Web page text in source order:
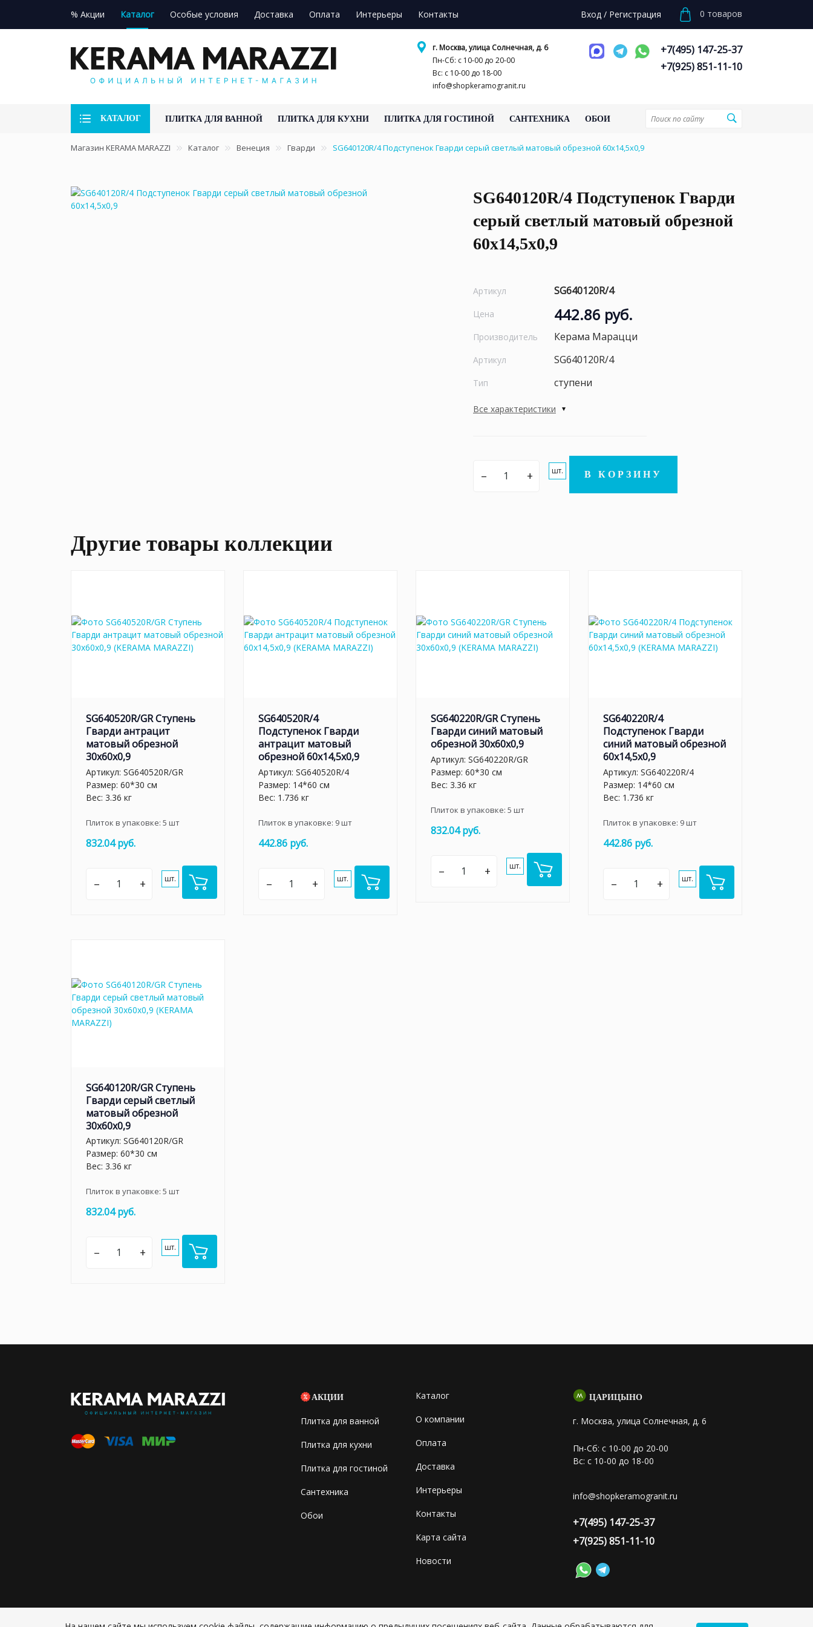
% Акции Каталог Особые условия Доставка Оплата Интерьеры Контакты Вход / Регистрация 0 товаров
г. Москва, улица Солнечная, д. 6
Пн-Сб: с 10-00 до 20-00
Вс: с 10-00 до 18-00
info@shopkeramogranit.ru
+7(495) 147-25-37
+7(925) 851-11-10
КАТАЛОГ ПЛИТКА ДЛЯ ВАННОЙ ПЛИТКА ДЛЯ КУХНИ ПЛИТКА ДЛЯ ГОСТИНОЙ САНТЕХНИКА ОБОИ
Магазин KERAMA MARAZZI Каталог Венеция Гварди SG640120R/4 Подступенок Гварди серый светлый матовый обрезной 60x14,5x0,9
SG640120R/4 Подступенок Гварди
серый светлый матовый обрезной
60x14,5x0,9
Артикул SG640120R/4
Цена 442.86 руб.
Производитель Керама Марацци
Артикул SG640120R/4
Тип ступени
Все характеристики
– + шт. В КОРЗИНУ
Другие товары коллекции
SG640520R/GR Ступень
Гварди антрацит
матовый обрезной
30x60x0,9
Артикул: SG640520R/GR
Размер: 60*30 см
Вес: 3.36 кг
Плиток в упаковке: 5 шт
832.04 руб.
– + шт.
SG640520R/4
Подступенок Гварди
антрацит матовый
обрезной 60x14,5x0,9
Артикул: SG640520R/4
Размер: 14*60 см
Вес: 1.736 кг
Плиток в упаковке: 9шт
442.86 руб.
– + шт.
SG640220R/GR Ступень
Гварди синий матовый
обрезной 30x60x0,9
Артикул: SG640220R/GR
Размер: 60*30 см
Вес: 3.36 кг
Плиток в упаковке: 5 шт
832.04 руб.
– + шт.
SG640220R/4
Подступенок Гварди
синий матовый обрезной
60x14,5x0,9
Артикул: SG640220R/4
Размер: 14*60 см
Вес: 1.736 кг
Плиток в упаковке: 9шт
442.86 руб.
– + шт.
SG640120R/GR Ступень
Гварди серый светлый
матовый обрезной
30x60x0,9
Артикул: SG640120R/GR
Размер: 60*30 см
Вес: 3.36 кг
Плиток в упаковке: 5 шт
832.04 руб.
– + шт.
АКЦИИ
Плитка для ванной
Плитка для кухни
Плитка для гостиной
Сантехника
Обои
Каталог
О компании
Оплата
Доставка
Интерьеры
Контакты
Карта сайта
Новости
ЦАРИЦЫНО
г. Москва, улица Солнечная, д. 6
Пн-Сб: с 10-00 до 20-00
Вс: с 10-00 до 18-00
info@shopkeramogranit.ru
+7(495) 147-25-37
+7(925) 851-11-10